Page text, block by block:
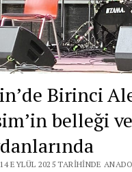
Birinci
belleği
EYLÜL 2025 TARIHINDE